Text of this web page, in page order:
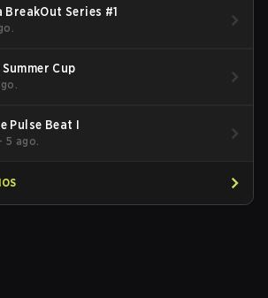
BreakOut Series #1
Cup
Pulse Beat I
5 ago.